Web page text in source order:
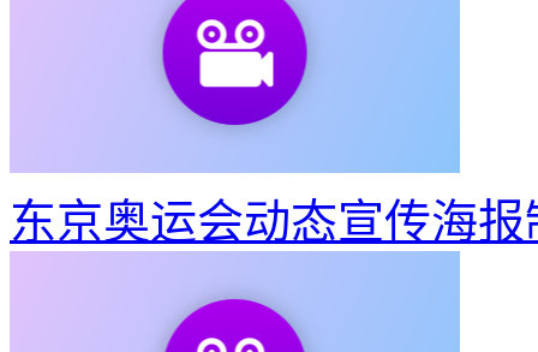
东京奥运会动态宣传海